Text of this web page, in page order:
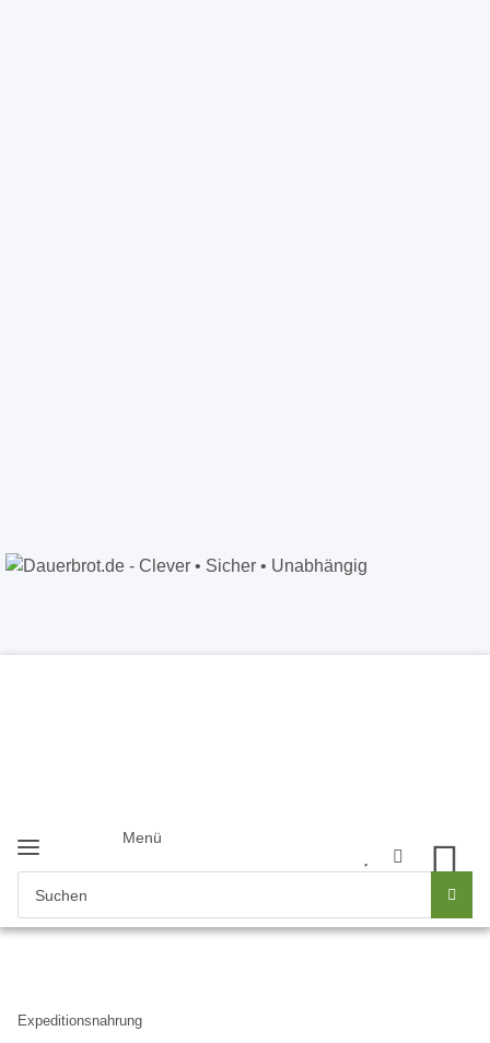
Menü
Expeditionsnahrung